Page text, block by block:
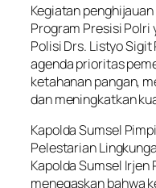
Kegiatan
Program Presisi Polri
Polisi Drs. Listyo
agenda prioritas
ketahanan pangan,
dan meningkatkan
Kapolda Sumsel
Pelestarian
Kapolda Sumsel Irjen
menegaskan bahwa